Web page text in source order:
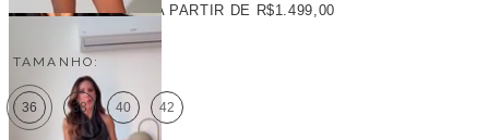
FRETE GRÁTISA PARTIR DE R$1.499,00
TAMANHO:
36 38 40 42